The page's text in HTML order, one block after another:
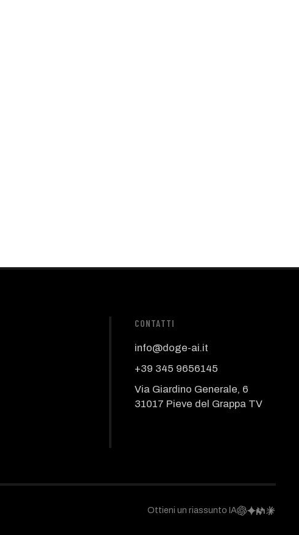
CONTATTI
info@doge-ai.it
+39 345 9656145
Via Giardino Generale, 6
31017 Pieve del Grappa TV
Ottieni un riassunto IA